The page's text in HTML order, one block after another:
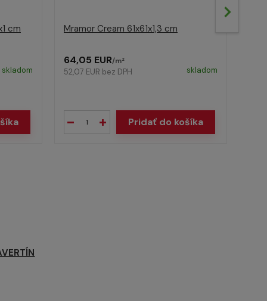
cm
skladom
Mramor Cream 61x61x1,3 cm
64,05 EUR/m²
52,07 EUR bez DPH skladom
Pridať do košíka